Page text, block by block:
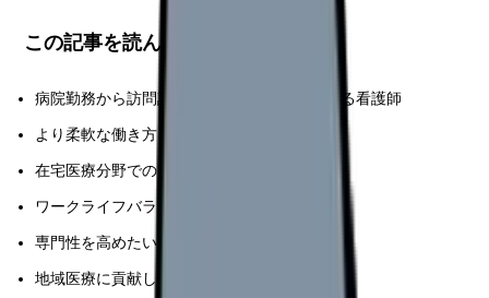
この記事を読んでほしい人
病院勤務から訪問診療への転職を検討している看護師
より柔軟な働き方を探している経験者
在宅医療分野でのキャリアに興味がある方
ワークライフバランスの改善を目指す方
専門性を高めたい看護師
地域医療に貢献したいと考えている方